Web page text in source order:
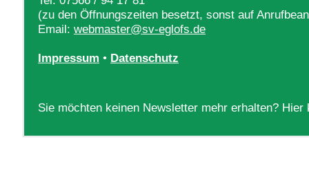
(zu den Öffnungszeiten besetzt, sonst auf
Email: webmaster@sv-eglofs.de
Impressum • Datenschutz
Sie möchten keinen Newsletter mehr erhalten?